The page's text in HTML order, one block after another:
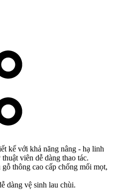
kế với khả năng nâng - hạ linh
viên dễ dàng thao tác.
thông cao cấp chống mối mọt,
dàng vệ sinh lau chùi.